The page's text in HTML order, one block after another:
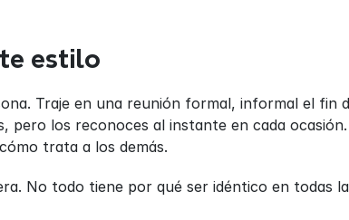
estilo
Traje en una reunión formal, informal el fin
pero los reconoces al instante en cada
trata a los demás.
No todo tiene por qué ser idéntico en todas